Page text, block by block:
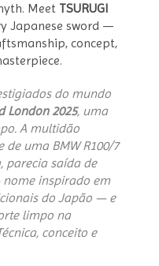
Meet TSURUGI
Japanese sword —
concept,
do mundo
London 2025, uma
A multidão
uma BMW R100/7
parecia saída de
inspirado em
do Japão — e
limpo na
conceito e